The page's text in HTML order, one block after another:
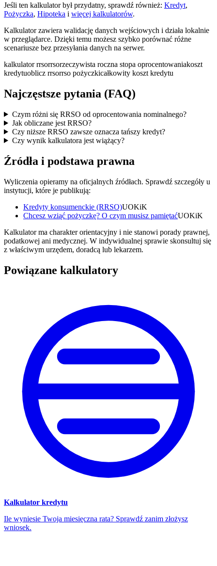
Jeśli ten kalkulator był przydatny, sprawdź również: Kredyt,
Pożyczka, Hipoteka i więcej kalkulatorów.
Kalkulator zawiera walidację danych wejściowych i działa lokalnie
w przeglądarce. Dzięki temu możesz szybko porównać różne
scenariusze bez przesyłania danych na serwer.
kalkulator rrsorrsorzeczywista roczna stopa oprocentowaniakoszt
kredytuoblicz rrsorrso pożyczkicałkowity koszt kredytu
Najczęstsze pytania (FAQ)
Czym różni się RRSO od oprocentowania nominalnego?
Jak obliczane jest RRSO?
Czy niższe RRSO zawsze oznacza tańszy kredyt?
Czy wynik kalkulatora jest wiążący?
Źródła i podstawa prawna
Wyliczenia opieramy na oficjalnych źródłach. Sprawdź szczegóły u
instytucji, które je publikują:
Kredyty konsumenckie (RRSO)UOKiK
Chcesz wziąć pożyczkę? O czym musisz pamiętaćUOKiK
Kalkulator ma charakter orientacyjny i nie stanowi porady prawnej,
podatkowej ani medycznej. W indywidualnej sprawie skonsultuj się
z właściwym urzędem, doradcą lub lekarzem.
Powiązane kalkulatory
Kalkulator kredytu
Ile wyniesie Twoja miesięczna rata? Sprawdź zanim złożysz
wniosek.